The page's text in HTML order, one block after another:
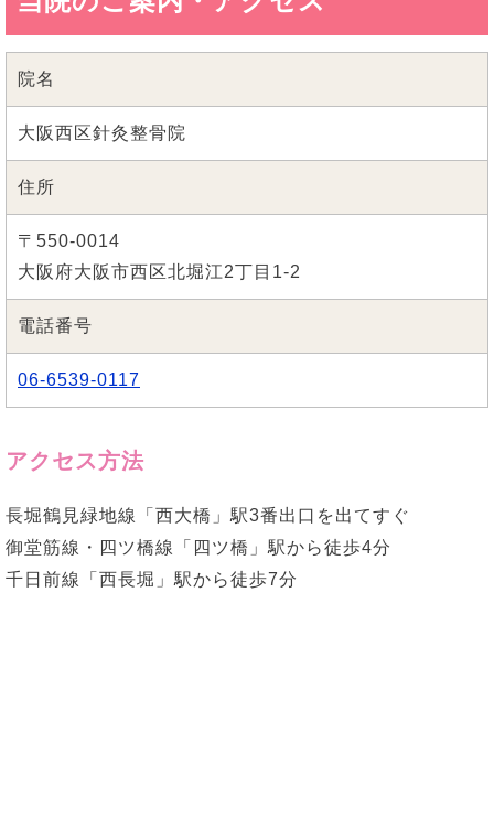
院名
大阪西区針灸整骨院
住所
〒550-0014
大阪府大阪市西区北堀江2丁目1-2
電話番号
06-6539-0117
アクセス方法
長堀鶴見緑地線「西大橋」駅3番出口を出てすぐ
御堂筋線・四ツ橋線「四ツ橋」駅から徒歩4分
千日前線「西長堀」駅から徒歩7分